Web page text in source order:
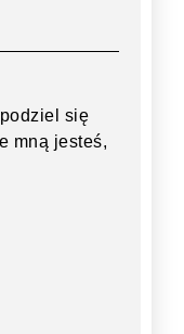
się
mną jesteś,